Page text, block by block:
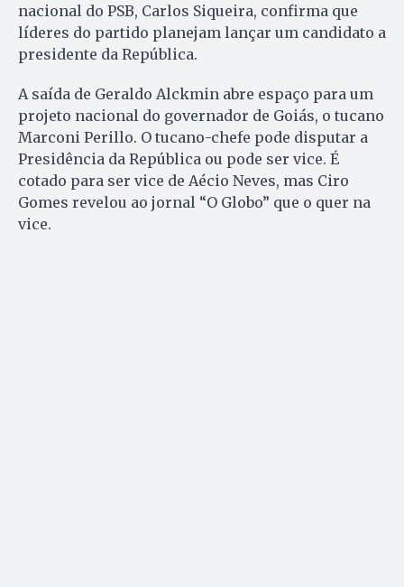
nacional do PSB, Carlos Siqueira, confirma que
líderes do partido planejam lançar um candidato a
presidente da República.
A saída de Geraldo Alckmin abre espaço para um
projeto nacional do governador de Goiás, o tucano
Marconi Perillo. O tucano-chefe pode disputar a
Presidência da República ou pode ser vice. É
cotado para ser vice de Aécio Neves, mas Ciro
Gomes revelou ao jornal “O Globo” que o quer na
vice.